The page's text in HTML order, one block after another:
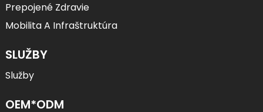
Prepojené Zdravie
Mobilita A Infraštruktúra
SLUŽBY
Služby
OEM*ODM